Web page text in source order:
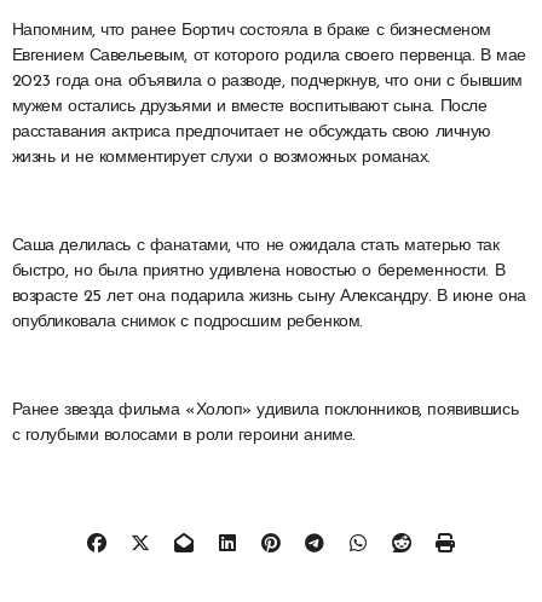
Напомним, что ранее Бортич состояла в браке с бизнесменом
Евгением Савельевым, от которого родила своего первенца. В мае
2023 года она объявила о разводе, подчеркнув, что они с бывшим
мужем остались друзьями и вместе воспитывают сына. После
расставания актриса предпочитает не обсуждать свою личную
жизнь и не комментирует слухи о возможных романах.
Саша делилась с фанатами, что не ожидала стать матерью так
быстро, но была приятно удивлена новостью о беременности. В
возрасте 25 лет она подарила жизнь сыну Александру. В июне она
опубликовала снимок с подросшим ребенком.
Ранее звезда фильма «Холоп» удивила поклонников, появившись
с голубыми волосами в роли героини аниме.